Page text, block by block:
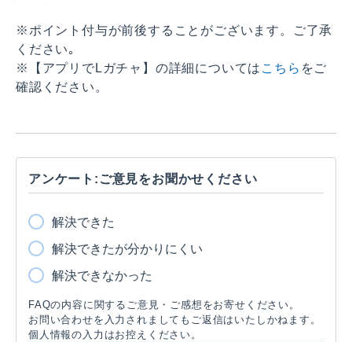
※ポイント付与が前後することがございます。ご了承
ください｡
※【アプリでLガチャ】の詳細については こちら をご
確認ください。
アンケート:ご意見をお聞かせください
解決できた
解決できたが分かりにくい
解決できなかった
FAQの内容に関するご意見・ご感想をお寄せください。
お問い合わせを入力されましてもご返信はいたしかねます。
個人情報の入力はお控えください。